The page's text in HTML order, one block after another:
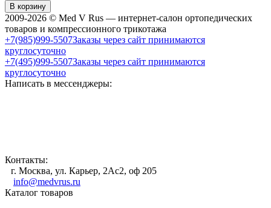
В корзину
2009-2026 © Med V Rus — интернет-салон ортопедических
товаров и компрессионного трикотажа
+7(985)999-5507Заказы через сайт принимаются
круглосуточно
+7(495)999-5507Заказы через сайт принимаются
круглосуточно
Написать в мессенджеры:
Контакты:
г. Москва, ул. Карьер, 2Ас2, оф 205
info@medvrus.ru
Каталог товаров